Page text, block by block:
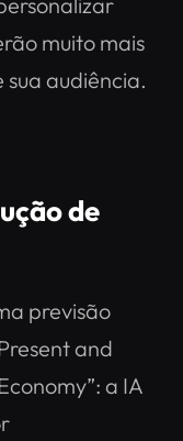
muito mais
sua audiência.
de
previsão
and
: a IA